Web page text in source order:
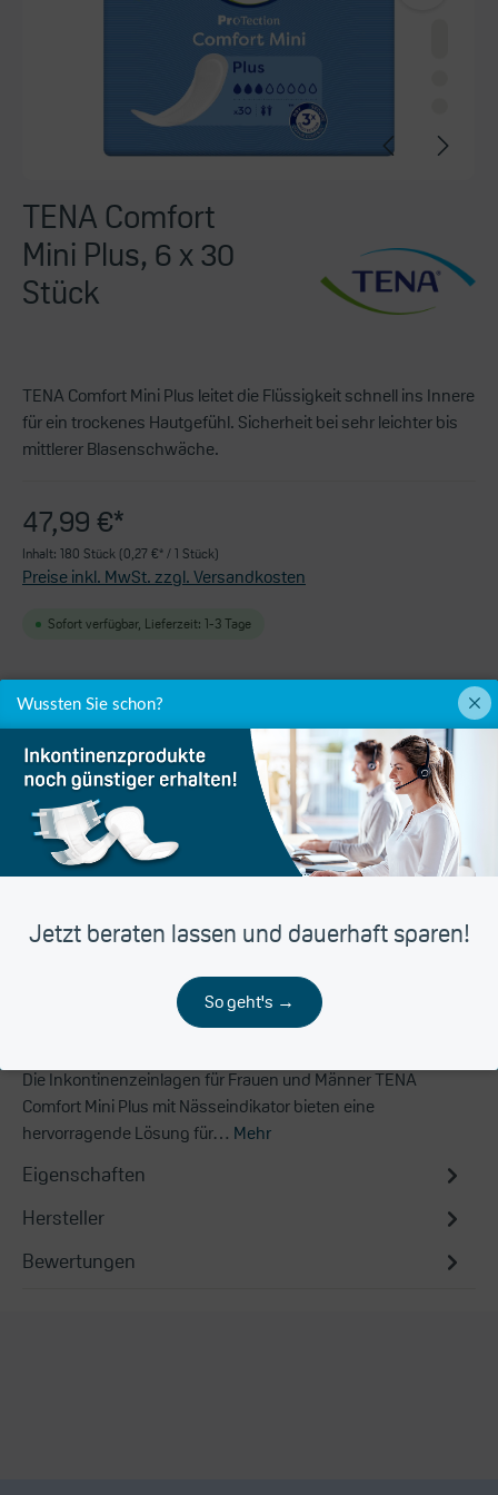
TENA Comfort
Mini Plus, 6 x 30
Stück
TENA Comfort Mini Plus leitet die Flüssigkeit schnell ins Innere
für ein trockenes Hautgefühl. Sicherheit bei sehr leichter bis
mittlerer Blasenschwäche.
47,99 €*
Inhalt: 180 Stück (0,27 €* / 1 Stück)
Preise inkl. MwSt. zzgl. Versandkosten
Sofort verfügbar, Lieferzeit: 1-3 Tage
In den Warenkorb
Produktnummer:761425
Die Inkontinenzeinlagen für Frauen und Männer TENA
Comfort Mini Plus mit Nässeindikator bieten eine
hervorragende Lösung für… Mehr
Eigenschaften
Hersteller
Bewertungen
Wussten Sie schon?
Jetzt beraten lassen und dauerhaft sparen!
So geht's →